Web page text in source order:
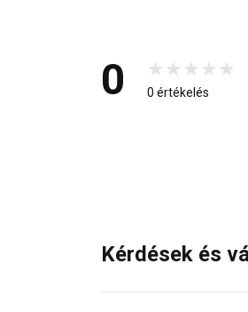
0 0 értékelés
Kérdések és